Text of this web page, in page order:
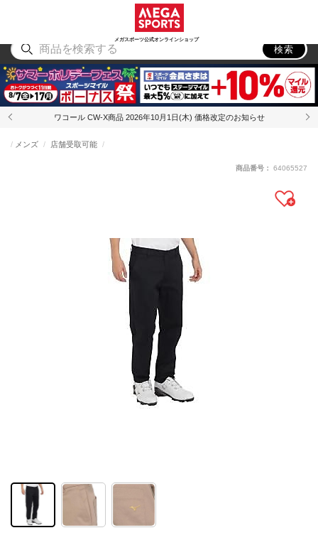
メガスポーツ公式オンラインショップ
アウトドア
検索
ワコール CW-X商品 2026年10月1日(木) 価格改定のお知らせ
メンズ 店舗受取可能
商品番号： 64065527